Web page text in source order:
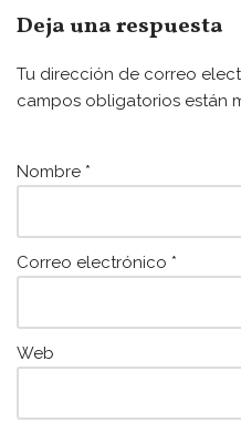
e
b
o
k
er l
s
A
p
Deja una respuesta
Tu dirección de correo
campos obligatorios están
Nombre *
Correo electrónico *
Web